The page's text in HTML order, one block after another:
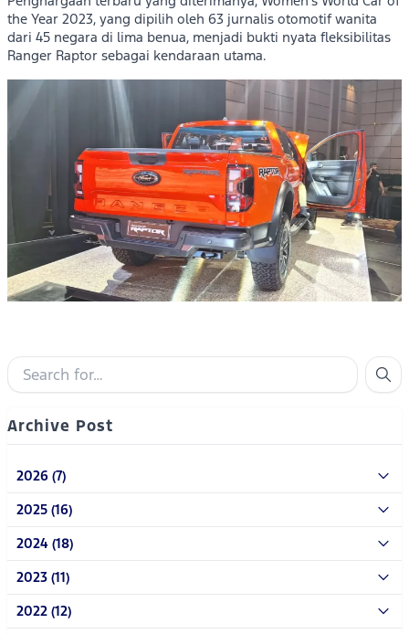
the Year 2023, yang dipilih oleh 63 jurnalis otomotif wanita
dari 45 negara di lima benua, menjadi bukti nyata fleksibilitas
Ranger Raptor sebagai kendaraan utama.
Archive Post
2026 (7)
2025 (16)
2024 (18)
2023 (11)
2022 (12)